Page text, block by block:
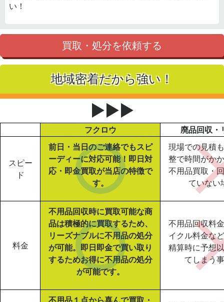
い！
買取・処分を依頼する
地域密着だから強い！
▶▶▶
フクロウ 廃品回収・
スピー
ド
前日・当日のご連絡でもスピ
ーディーに対応可能！即日対
応・即金買取が当店の特徴で
す。
現場での見積
整で時間がか
不用品買取・
ていない
料金
不用品回収時に買取可能な商
品は積極的に買取するため、
リーズナブルに不用品の処分
が可能。即日即金で買い取り
するためお得に不用品の処分
が可能です。
不用品回収料
イクル料金な
精算時に予想
てしまう